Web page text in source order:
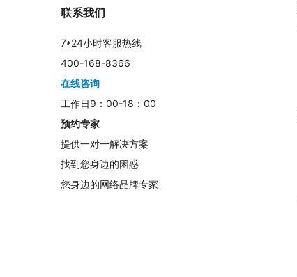
联系我们
7*24小时客服热线
400-168-8366
在线咨询
工作日9：00-18：00
预约专家
提供一对一解决方案
找到您身边的困惑
您身边的网络品牌专家